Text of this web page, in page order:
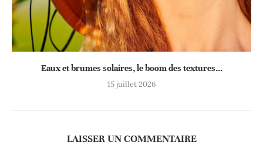
Eaux et brumes solaires, le boom des textures...
15 juillet 2026
LAISSER UN COMMENTAIRE